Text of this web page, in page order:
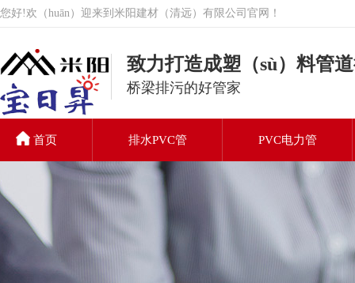
您好!欢（huān）迎来到米阳建材（清远）有限公司官网！
PVC排水管
致力打造成塑（sù）料管
桥梁排污的好管家
首页 排水PVC管 PVC电力管